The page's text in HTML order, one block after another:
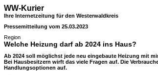
WW-Kurier
Ihre Internetzeitung für den Westerwaldkreis
Pressemitteilung vom 25.03.2023
Region
Welche Heizung darf ab 2024 ins Haus?
Ab 2024 soll möglichst jede neu eingebaute Heizung mit
Bei Hausbesitzern wirft das viele Fragen auf. Die
Handlungsoptionen auf.